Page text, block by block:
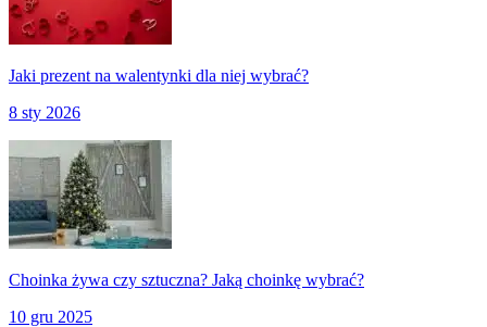
Jaki prezent na walentynki dla niej wybrać?
8 sty 2026
Choinka żywa czy sztuczna? Jaką choinkę wybrać?
10 gru 2025